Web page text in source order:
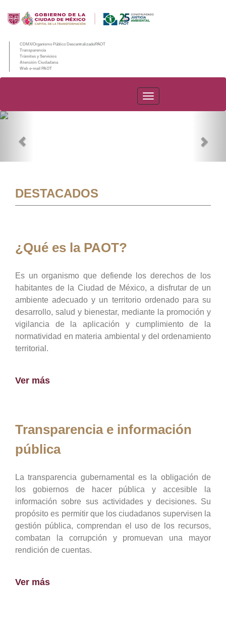
CDMX/Organismo Público Descentralizado/PAOT
Transparencia
Trámites y Servicios
Atención Ciudadana
Web e-mail PAOT
PAOT
DESTACADOS
¿Qué es la PAOT?
Es un organismo que defiende los derechos de los
habitantes de la Ciudad de México, a disfrutar de un
ambiente adecuado y un territorio ordenado para su
desarrollo, salud y bienestar, mediante la promoción y
vigilancia de la aplicación y cumplimiento de la
normatividad en materia ambiental y del ordenamiento
territorial.
Ver más
Transparencia e información
pública
La transparencia gubernamental es la obligación de
los gobiernos de hacer pública y accesible la
información sobre sus actividades y decisiones. Su
propósito es permitir que los ciudadanos supervisen la
gestión pública, comprendan el uso de los recursos,
combatan la corrupción y promuevan una mayor
rendición de cuentas.
Ver más